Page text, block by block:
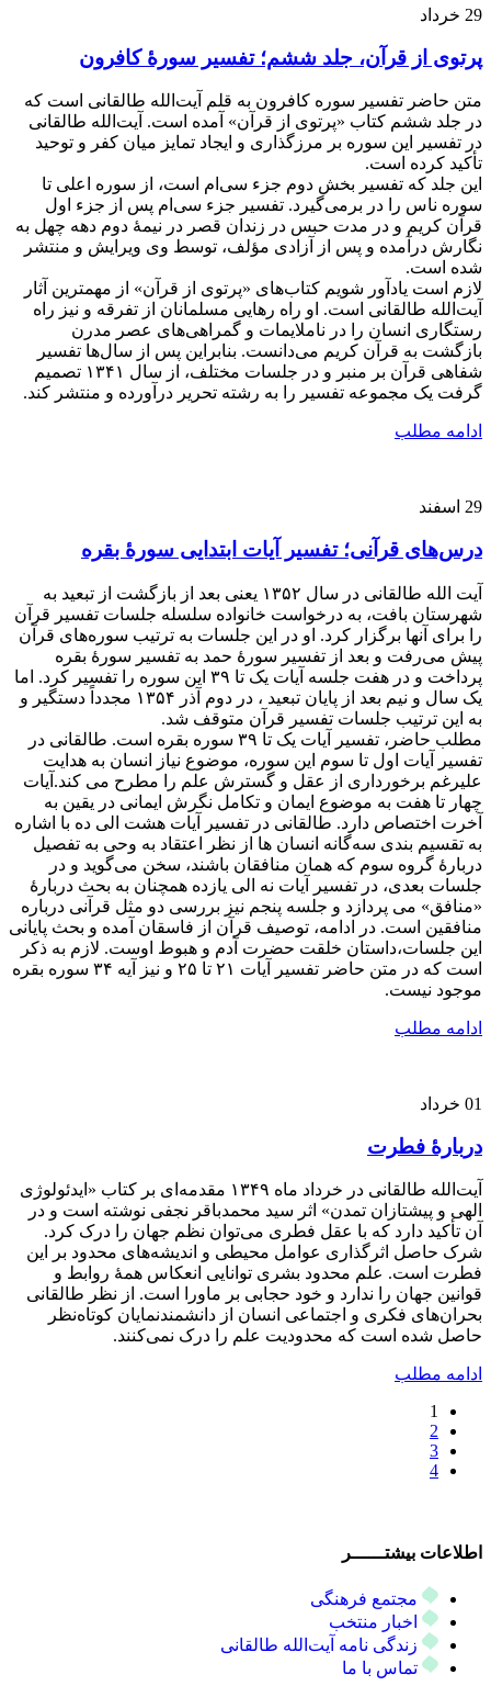
29 خرداد
پرتوی از قرآن، جلد ششم؛ تفسیر سورۀ کافرون
متن حاضر تفسیر سوره کافرون به قلم آیت‌الله طالقانی است که
در جلد ششم کتاب «پرتوی از قرآن» آمده است. آیت‌الله طالقانی
در تفسیر این سوره بر مرزگذاری و ایجاد تمایز میان کفر و توحید
تأکید کرده است.
این جلد که تفسیر بخش دوم جزء سی‌ام است، از سوره اعلی تا
سوره ناس را در برمی‌گیرد. تفسیر جزء سی‌ام پس از جزء اول
قرآن کریم و در مدت حبس در زندان قصر در نیمۀ دوم دهه چهل به
نگارش درآمده و پس از آزادی مؤلف، توسط وی ویرایش و منتشر
شده است.
لازم است یادآور شویم کتاب‌های «پرتوی از قرآن» از مهمترین آثار
آیت‌الله طالقانی است. او راه رهایی مسلمانان از تفرقه و نیز راه
رستگاری انسان را در ناملایمات و گمراهی‌های عصر مدرن
بازگشت به قرآن کریم می‌دانست. بنابراین پس از سال‌ها تفسیر
شفاهی قرآن بر منبر و در جلسات مختلف، از سال ۱۳۴۱ تصمیم
گرفت یک مجموعه تفسیر را به رشته تحریر درآورده و منتشر کند.
ادامه مطلب
29 اسفند
درس‌های قرآنی؛ تفسیر آیات ابتدایی سورۀ بقره
آیت الله طالقانی در سال ۱۳۵۲ یعنی بعد از بازگشت از تبعید به
شهرستان بافت، به درخواست خانواده سلسله جلسات تفسیر قرآن
را برای آنها برگزار کرد. او در این جلسات به ترتیب سوره‌های قرآن
پیش می‌رفت و بعد از تفسیر سورۀ حمد به تفسیر سورۀ بقره
پرداخت و در هفت جلسه آیات یک تا ۳۹ این سوره را تفسیر کرد. اما
یک سال و نیم بعد از پایان تبعید ، در دوم آذر ۱۳۵۴ مجدداً دستگیر و
به این ترتیب جلسات تفسیر قرآن متوقف شد.
مطلب حاضر، تفسیر آیات یک تا ۳۹ سوره بقره است. طالقانی در
تفسیر آیات اول تا سوم این سوره، موضوع نیاز انسان به هدایت
علیرغم برخورداری از عقل و گسترش علم را مطرح می کند.آیات
چهار تا هفت به موضوع ایمان و تکامل نگرش ایمانی در یقین به
آخرت اختصاص دارد. طالقانی در تفسیر آیات هشت الی ده با اشاره
به تقسیم بندی سه‌گانه انسان ها از نظر اعتقاد به وحی به تفصیل
دربارۀ گروه سوم که همان منافقان باشند، سخن می‌گوید و در
جلسات بعدی، در تفسیر آیات نه الی یازده همچنان به بحث دربارۀ
«منافق» می پردازد و جلسه پنجم نیز بررسی دو مثل قرآنی درباره
منافقین است. در ادامه، توصیف قرآن از فاسقان آمده و بحث پایانی
این جلسات،داستان خلقت حضرت آدم و هبوط اوست. لازم به ذکر
است که در متن حاضر تفسیر آیات ۲۱ تا ۲۵ و نیز آیه ۳۴ سوره بقره
موجود نیست.
ادامه مطلب
01 خرداد
دربارۀ فطرت
آیت‌الله طالقانی در خرداد ماه ۱۳۴۹ مقدمه‌ای بر کتاب «ایدئولوژی
الهی و پیشتازان تمدن» اثر سید محمدباقر نجفی نوشته است و در
آن تأکید دارد که با عقل فطری می‌توان نظم جهان را درک کرد.
شرک حاصل اثرگذاری عوامل محیطی و اندیشه‌های محدود بر این
فطرت است. علم محدود بشری توانایی انعکاس همۀ روابط و
قوانین جهان را ندارد و خود حجابی بر ماورا است. از نظر طالقانی
بحران‌های فکری و اجتماعی انسان از دانشمندنمایان کوتاه‌نظر
حاصل شده است که محدودیت علم را درک نمی‌کنند.
ادامه مطلب
1
2
3
4
اطلاعات بیشتــــــر
مجتمع فرهنگی
اخبار منتخب
زندگی نامه آیت‌الله طالقانی
تماس با ما